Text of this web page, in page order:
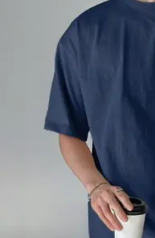
Abrigos y Chaquetas
Estilos y Atuendos
Moda Hombre